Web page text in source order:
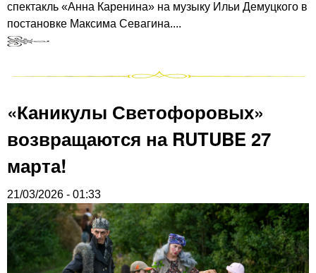
спектакль «Анна Каренина» на музыку Ильи Демуцкого в
постановке Максима Севагина....
«Каникулы Светофоровых»
возвращаются на RUTUBE 27
марта!
21/03/2026 - 01:33